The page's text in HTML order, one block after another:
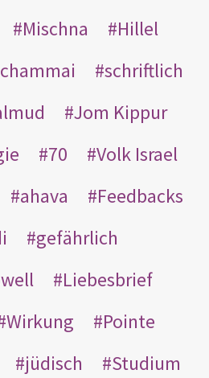
Mischna
Hillel
schriftlich
Jom Kippur
70
Volk Israel
ahava
Feedbacks
gefährlich
Liebesbrief
Wirkung
Pointe
jüdisch Studium